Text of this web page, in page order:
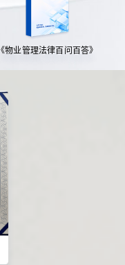
《物业管理法律百问百答》